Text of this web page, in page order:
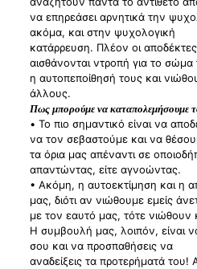
να επηρεάσει αρνητικά την
ακόμα, και στην ψυχολογική
κατάρρευση. Πλέον οι
αισθάνονται ντροπή για το σώμα
η αυτοπεποίθησή τους και
άλλους.
Πως μπορούμε να καταπολεμήσουμε
• Το πιο σημαντικό είναι να
να τον σεβαστούμε και να
τα όρια μας απέναντι σε
απαντώντας, είτε αγνοώντας.
• Ακόμη, η αυτοεκτίμηση και η
μας, διότι αν νιώθουμε εμείς
με τον εαυτό μας, τότε νιώθουν
Η συμβουλή μας, λοιπόν, είναι
σου και να προσπαθήσεις να
αναδείξεις τα προτερήματά